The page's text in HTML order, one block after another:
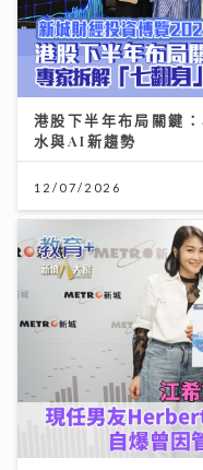
港股下半年布局關鍵
水與AI新趨勢
12/07/2026